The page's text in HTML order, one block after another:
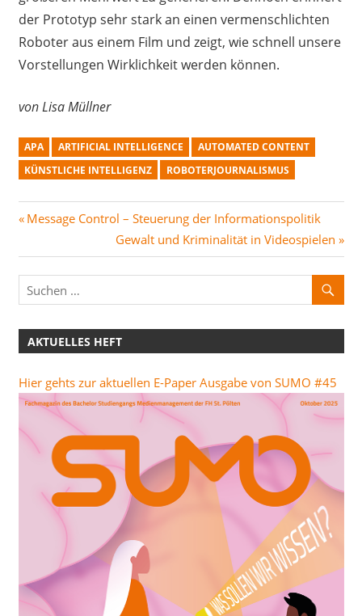
der Prototyp sehr stark an einen vermenschlichten
Roboter aus einem Film und zeigt, wie schnell unsere
Vorstellungen Wirklichkeit werden können.
von Lisa Müllner
APA ARTIFICIAL INTELLIGENCE
AUTOMATED CONTENT
KÜNSTLICHE INTELLIGENZ
ROBOTERJOURNALISMUS
Beitragsnavigation
Vorheriger
Message Control – Steuerung der Informationspolitik
Nächster
Beitrag:
Gewalt und Kriminalität in Videospielen
AKTUELLES HEFT
Hier gehts zur aktuellen E-Paper Ausgabe von SUMO #45